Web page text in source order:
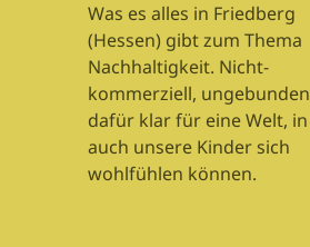
Was es alles in Friedberg
(Hessen) gibt zum Thema
Nachhaltigkeit. Nicht-
kommerziell, ungebunden
dafür klar für eine Welt,
auch unsere Kinder sich
wohlfühlen können.